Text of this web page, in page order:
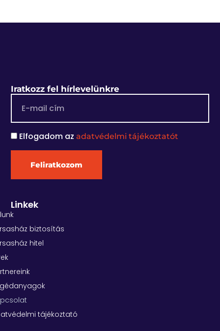
Linkek
biztosítás
hitel
tájékoztató
Iratkozz fel hírlevelünkre
a
i
l
F
e
a
t
k
m
Elfogadom azadatvédelmi tájékoztatót
Feliratkozom